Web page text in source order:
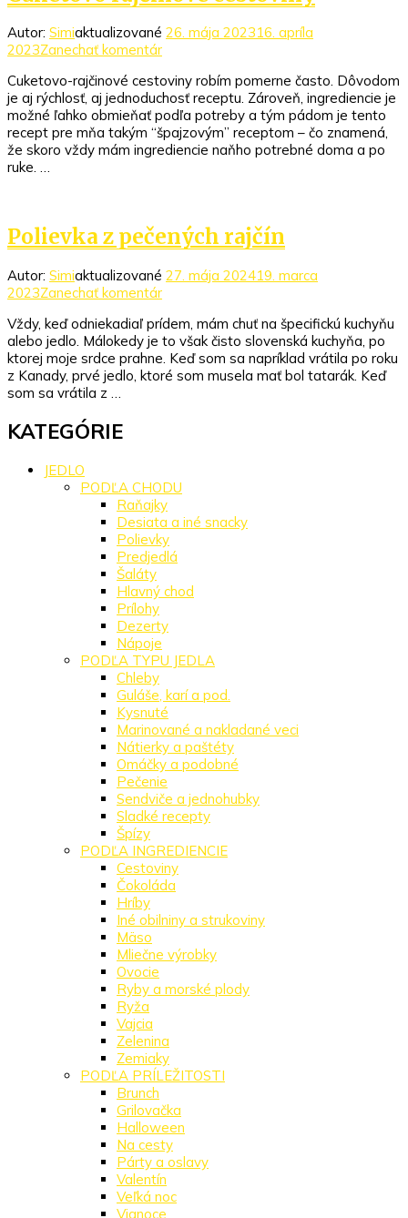
Autor: Simiaktualizované 26. mája 202316. apríla
2023Zanechať komentárk
Cuketovo
rajčinové
cestoviny
Cuketovo-rajčinové cestoviny robím pomerne často. Dôvodom
je aj rýchlosť, aj jednoduchosť receptu. Zároveň, ingrediencie je
možné ľahko obmieňať podľa potreby a tým pádom je tento
recept pre mňa takým “špajzovým” receptom – čo znamená,
že skoro vždy mám ingrediencie naňho potrebné doma a po
ruke. …
Polievka z pečených rajčín
Autor: Simiaktualizované 27. mája 202419. marca
2023Zanechať komentárk
Polievka
z
pečených
rajčín
Vždy, keď odniekadiaľ prídem, mám chuť na špecifickú kuchyňu
alebo jedlo. Málokedy je to však čisto slovenská kuchyňa, po
ktorej moje srdce prahne. Keď som sa napríklad vrátila po roku
z Kanady, prvé jedlo, ktoré som musela mať bol tatarák. Keď
som sa vrátila z …
KATEGÓRIE
JEDLO
PODĽA CHODU
Raňajky
Desiata a iné snacky
Polievky
Predjedlá
Šaláty
Hlavný chod
Prílohy
Dezerty
Nápoje
PODĽA TYPU JEDLA
Chleby
Guláše, karí a pod.
Kysnuté
Marinované a nakladané veci
Nátierky a paštéty
Omáčky a podobné
Pečenie
Sendviče a jednohubky
Sladké recepty
Špízy
PODĽA INGREDIENCIE
Cestoviny
Čokoláda
Hríby
Iné obilniny a strukoviny
Mäso
Mliečne výrobky
Ovocie
Ryby a morské plody
Ryža
Vajcia
Zelenina
Zemiaky
PODĽA PRÍLEŽITOSTI
Brunch
Grilovačka
Halloween
Na cesty
Párty a oslavy
Valentín
Veľká noc
Vianoce